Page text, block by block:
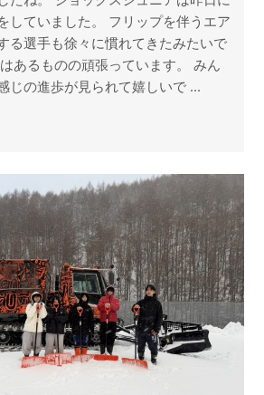
していました。 フリップを伴うエア
る選手も徐々に慣れてきたみたいで
あるものの頑張っています。 みん
じの進歩が見られて嬉しいで ...